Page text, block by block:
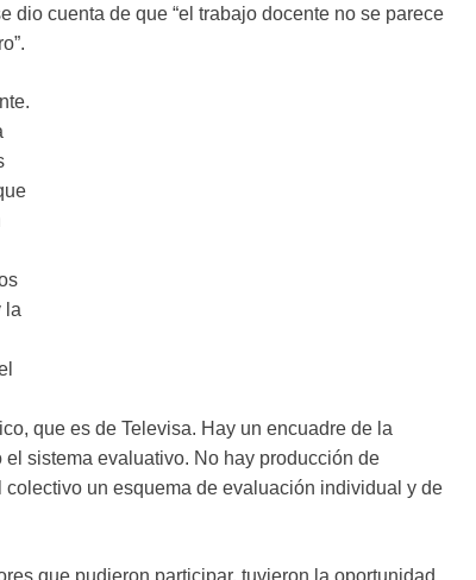
dio cuenta de que “el trabajo docente no se parece
la
que es de Televisa. Hay un encuadre de la
sistema evaluativo. No hay producción de
un esquema de evaluación individual y de